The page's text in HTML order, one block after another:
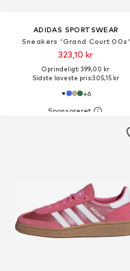
ADIDAS SPORTSWEAR
Sneakers 'Grand Court 00s'
323,10 kr
Oprindeligt: 399,00 kr
Sidste laveste pris:305,15 kr
+6